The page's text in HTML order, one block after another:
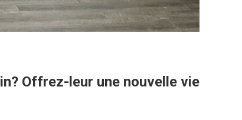
Offrez-leur une nouvelle vie